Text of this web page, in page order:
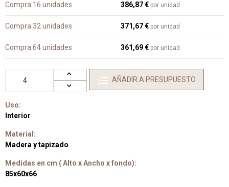
Compra 16 unidades 386,87 € por unidad
Compra 32 unidades 371,67 € por unidad
Compra 64 unidades 361,69 € por unidad
AÑADIR A PRESUPUESTO
Uso:
Interior
Material:
Madera y tapizado
Medidas en cm ( Alto x Ancho x fondo):
85x60x66